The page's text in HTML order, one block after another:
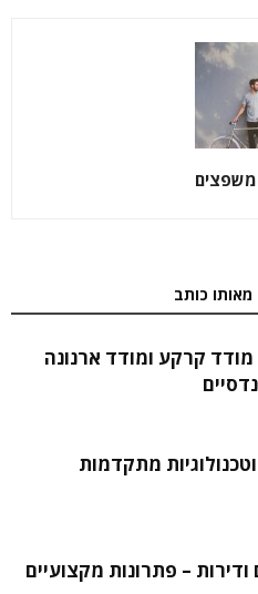
מאותו כותב
קרקע ומודד ארנונה
מתקדמות
ודירות – פתרונות מקצועיים